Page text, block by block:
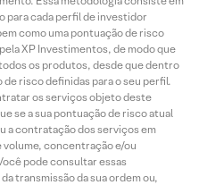
para cada perfil de investidor
como uma pontuação de risco
XP Investimentos, de modo que
os produtos, desde que dentro
risco definidas para o seu perfil.
os serviços objeto deste
se a sua pontuação de risco atual
a contratação dos serviços em
volume, concentração e/ou
pode consultar essas
transmissão da sua ordem ou,